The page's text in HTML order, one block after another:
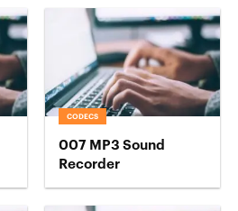
CODECS
007 MP3 Sound
Recorder